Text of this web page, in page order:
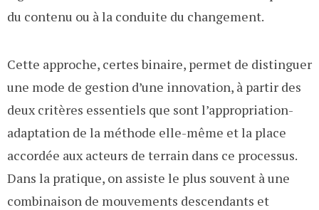
du contenu ou à la conduite du changement.
Cette approche, certes binaire, permet de distinguer
une mode de gestion d’une innovation, à partir des
deux critères essentiels que sont l’appropriation-
adaptation de la méthode elle-même et la place
accordée aux acteurs de terrain dans ce processus.
Dans la pratique, on assiste le plus souvent à une
combinaison de mouvements descendants et